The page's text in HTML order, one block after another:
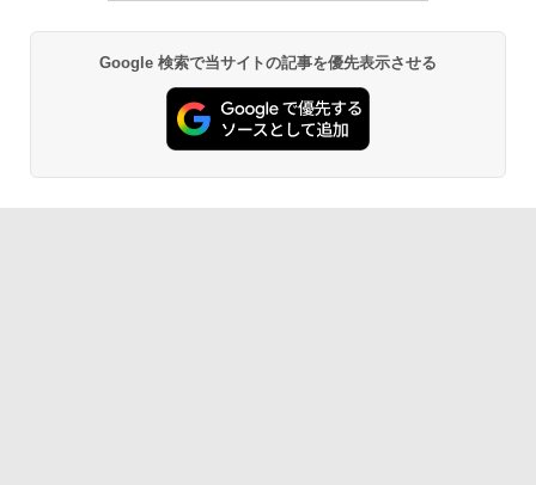
Google 検索で当サイトの記事を優先表示させる